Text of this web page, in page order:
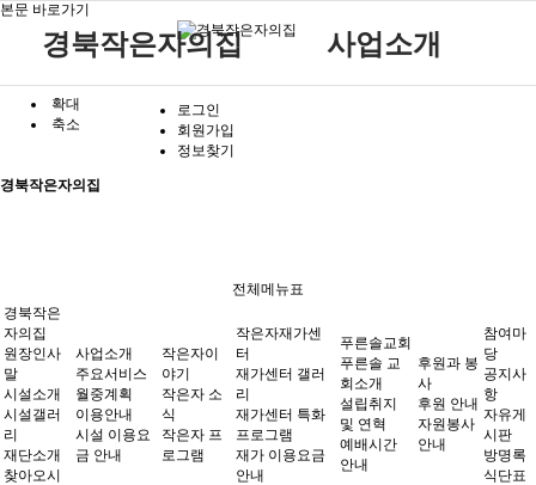
본문 바로가기
확대
축소
로그인
회원가입
정보찾기
경북작은자의집
경북작은자의집
원장인사말
시설갤러리
사업소개
작은자이야기
작은자 소식
재가센터 갤러리
재가센터 특화프로그램
재가 이용요금 안내
후원과 봉사
후원 안내
참여마당
전체메뉴표
경북작은
자의집
원장인사
말
시설소개
시설갤러
리
재단소개
찾아오시
사업소개
주요서비스
월중계획
이용안내
시설 이용요
금 안내
작은자이
야기
작은자 소
식
작은자 프
로그램
작은자재가센
터
재가센터 갤러
리
재가센터 특화
프로그램
재가 이용요금
안내
푸른솔교회
푸른솔 교
회소개
설립취지
및 연혁
예배시간
안내
후원과 봉
사
후원 안내
자원봉사
안내
참여마
당
공지사
항
자유게
시판
방명록
식단표